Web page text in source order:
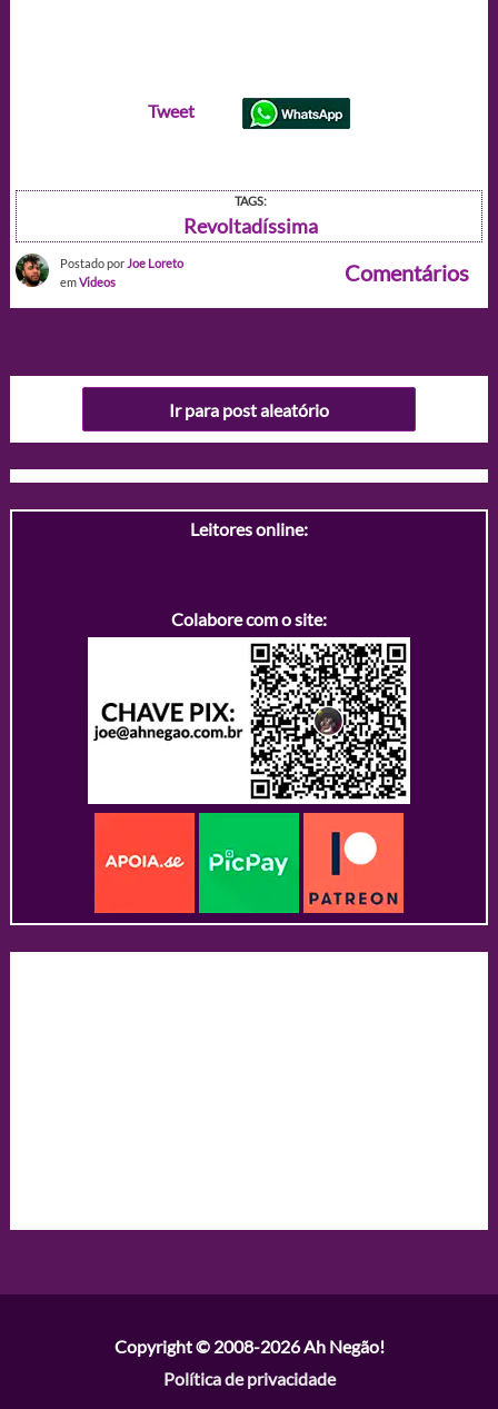
Tweet
TAGS:
Revoltadíssima
Postado por Joe Loreto
emVideos Comentários
Ir para post aleatório
Leitores online:
Colabore com o site:
Copyright © 2008-2026Ah Negão!
Política de privacidade